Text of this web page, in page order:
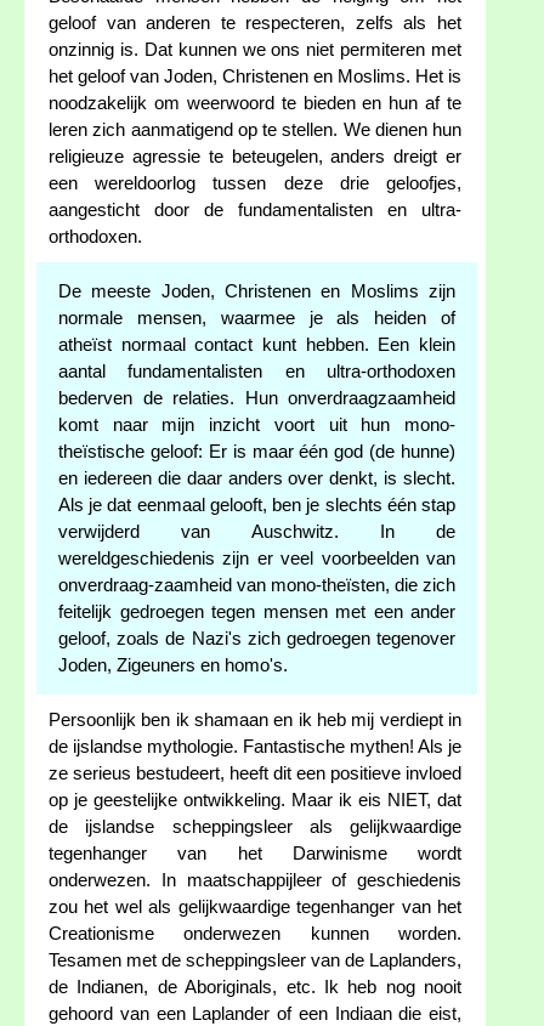
geloof van anderen te respecteren, zelfs als het
onzinnig is. Dat kunnen we ons niet permiteren met
het geloof van Joden, Christenen en Moslims. Het is
noodzakelijk om weerwoord te bieden en hun af te
leren zich aanmatigend op te stellen. We dienen hun
religieuze agressie te beteugelen, anders dreigt er
een wereldoorlog tussen deze drie geloofjes,
aangesticht door de fundamentalisten en ultra-
orthodoxen.
De meeste Joden, Christenen en Moslims zijn
normale mensen, waarmee je als heiden of
atheïst normaal contact kunt hebben. Een klein
aantal fundamentalisten en ultra-orthodoxen
bederven de relaties. Hun onverdraagzaamheid
komt naar mijn inzicht voort uit hun mono-
theïstische geloof: Er is maar één god (de hunne)
en iedereen die daar anders over denkt, is slecht.
Als je dat eenmaal gelooft, ben je slechts één stap
verwijderd van Auschwitz. In de
wereldgeschiedenis zijn er veel voorbeelden van
onverdraag-zaamheid van mono-theïsten, die zich
feitelijk gedroegen tegen mensen met een ander
geloof, zoals de Nazi's zich gedroegen tegenover
Joden, Zigeuners en homo's.
Persoonlijk ben ik shamaan en ik heb mij verdiept in
de ijslandse mythologie. Fantastische mythen! Als je
ze serieus bestudeert, heeft dit een positieve invloed
op je geestelijke ontwikkeling. Maar ik eis NIET, dat
de ijslandse scheppingsleer als gelijkwaardige
tegenhanger van het Darwinisme wordt
onderwezen. In maatschappijleer of geschiedenis
zou het wel als gelijkwaardige tegenhanger van het
Creationisme onderwezen kunnen worden.
Tesamen met de scheppingsleer van de Laplanders,
de Indianen, de Aboriginals, etc. Ik heb nog nooit
gehoord van een Laplander of een Indiaan die eist,